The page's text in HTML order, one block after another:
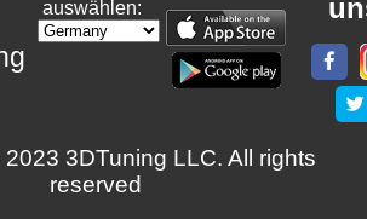
auswählen:
3DTuning LLC. All rights
reserved